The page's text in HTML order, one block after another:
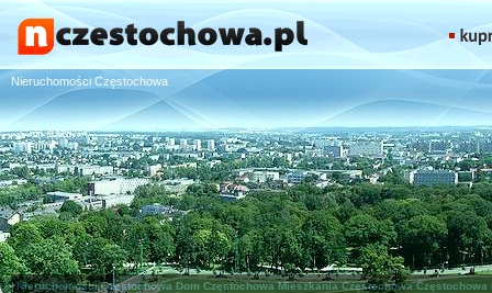
Nieruchomości Częstochowa
Nieruchomości Częstochowa Dom Częstochowa Mieszkania Częstochowa Częstochowa